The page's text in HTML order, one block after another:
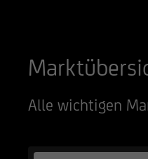
Alle wichtigen